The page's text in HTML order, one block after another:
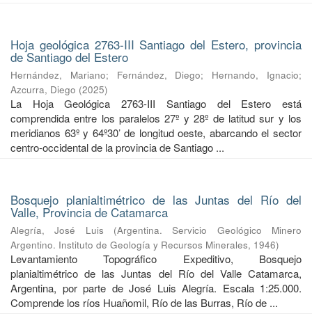
Hoja geológica 2763-III Santiago del Estero, provincia
de Santiago del Estero
Hernández, Mariano; Fernández, Diego; Hernando, Ignacio;
Azcurra, Diego (2025)
La Hoja Geológica 2763-III Santiago del Estero está
comprendida entre los paralelos 27º y 28º de latitud sur y los
meridianos 63º y 64º30’ de longitud oeste, abarcando el sector
centro-occidental de la provincia de Santiago ...
Bosquejo planialtimétrico de las Juntas del Río del
Valle, Provincia de Catamarca
Alegría, José Luis (Argentina. Servicio Geológico Minero
Argentino. Instituto de Geología y Recursos Minerales, 1946)
Levantamiento Topográfico Expeditivo, Bosquejo
planialtimétrico de las Juntas del Río del Valle Catamarca,
Argentina, por parte de José Luis Alegría. Escala 1:25.000.
Comprende los ríos Huañomil, Río de las Burras, Río de ...